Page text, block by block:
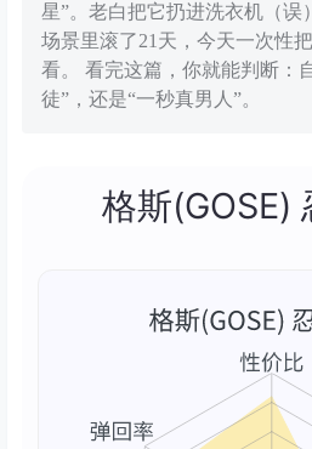
星”。老白把它扔进洗衣机（
场景里滚了21天，今天一次性
看。 看完这篇，你就能判断：
徒”，还是“一秒真男人”。
格斯(GOSE)